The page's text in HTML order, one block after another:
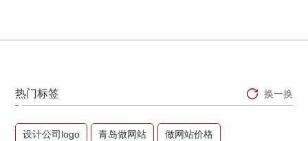
热门标签 换一换
设计公司logo 青岛做网站 做网站价格